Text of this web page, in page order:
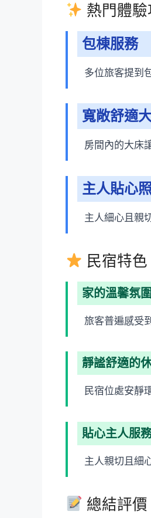
熱門體驗
包棟服務
多位旅客提到
寬敞舒適
房間內的大床
主人貼心
主人細心且親
民宿特色
家的溫馨氛圍
旅客普遍感受
靜謐舒適的
民宿位處安靜
貼心主人服
主人親切且細
總結評價